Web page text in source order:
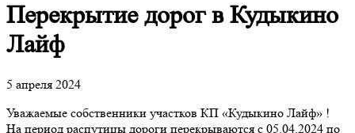
Перекрытие дорог в Кудыкино
Лайф
5 апреля 2024
Уважаемые собственники участков КП «Кудыкино Лайф» !
На период распутицы дороги перекрываются с 05.04.2024 по